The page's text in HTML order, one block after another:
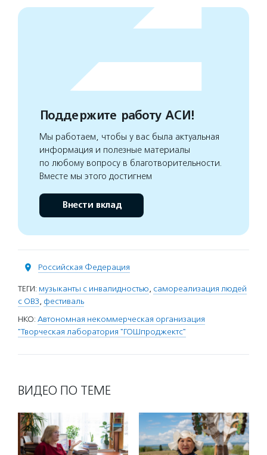
Поддержите работу АСИ!
Мы работаем, чтобы у вас была актуальная
информация и полезные материалы
по любому вопросу в благотворительности.
Вместе мы этого достигнем
Внести вклад
Российская Федерация
ТЕГИ: музыканты с инвалидностью, самореализация людей
с ОВЗ, фестиваль
НКО: Автономная некоммерческая организация
"Творческая лаборатория "ГОШпроджектс"
ВИДЕО ПО ТЕМЕ